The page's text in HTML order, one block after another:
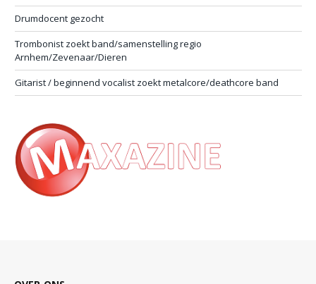
Drumdocent gezocht
Trombonist zoekt band/samenstelling regio
Arnhem/Zevenaar/Dieren
Gitarist / beginnend vocalist zoekt metalcore/deathcore band